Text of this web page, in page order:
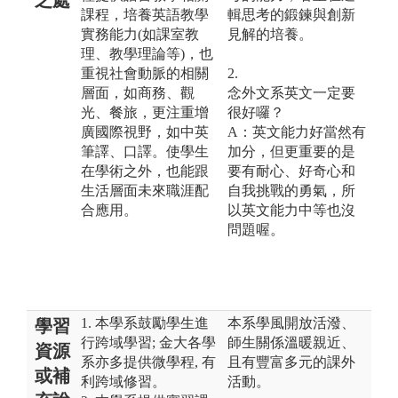
課程，培養英語教學
實務能力(如課室教
理、教學理論等)，也
重視社會動脈的相關
層面，如商務、觀
光、餐旅，更注重增
廣國際視野，如中英
筆譯、口譯。使學生
在學術之外，也能跟
生活層面未來職涯配
合應用。
輯思考的鍛鍊與創新
見解的培養。
2.
念外文系英文一定要
很好囉？
A：英文能力好當然有
加分，但更重要的是
要有耐心、好奇心和
自我挑戰的勇氣，所
以英文能力中等也沒
問題喔。
學習
資源
或補
1. 本學系鼓勵學生進
行跨域學習; 金大各學
系亦多提供微學程, 有
利跨域修習。
本系學風開放活潑、
師生關係溫暖親近、
且有豐富多元的課外
活動。